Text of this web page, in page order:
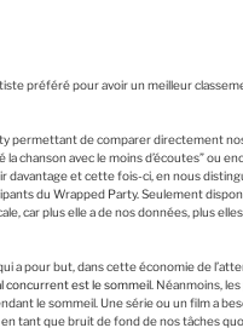
préféré pour avoir un meilleur
permettant de comparer directement
chanson avec le moins d’écoutes” ou
davantage et cette fois-ci, en nous
du Wrapped Party. Seulement
car plus elle a de nos données, plus
a pour but, dans cette économie de
concurrent est le sommeil . Néanmoins,
le sommeil. Une série ou un film a
tant que bruit de fond de nos tâches